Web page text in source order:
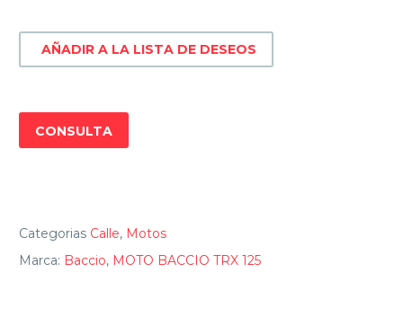
cantidad
AÑADIR A LA LISTA DE DESEOS
CONSULTA
Categorias Calle, Motos
Marca: Baccio, MOTO BACCIO TRX 125